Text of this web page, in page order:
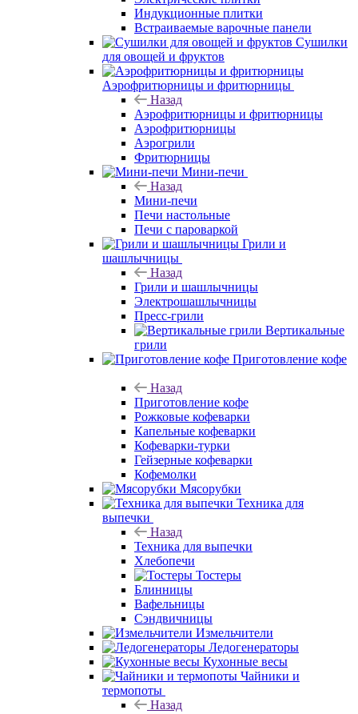
Индукционные плитки
Встраиваемые варочные панели
Сушилки
для овощей и фруктов
Аэрофритюрницы и фритюрницы
Назад
Аэрофритюрницы и фритюрницы
Аэрофритюрницы
Аэрогрили
Фритюрницы
Мини-печи
Назад
Мини-печи
Печи настольные
Печи с пароваркой
Грили и
шашлычницы
Назад
Грили и шашлычницы
Электрошашлычницы
Пресс-грили
Вертикальные
грили
Приготовление кофе
Назад
Приготовление кофе
Рожковые кофеварки
Капельные кофеварки
Кофеварки-турки
Гейзерные кофеварки
Кофемолки
Мясорубки
Техника для
выпечки
Назад
Техника для выпечки
Хлебопечи
Тостеры
Блинницы
Вафельницы
Сэндвичницы
Измельчители
Ледогенераторы
Кухонные весы
Чайники и
термопоты
Назад